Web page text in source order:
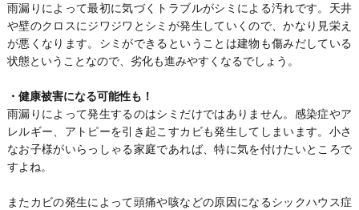
雨漏りによって最初に気づくトラブルがシミによる汚れです。天井
や壁のクロスにジワジワとシミが発生していくので、かなり見栄え
が悪くなります。シミができるということは建物も傷みだしている
状態ということなので、劣化も進みやすくなるでしょう。
・健康被害になる可能性も！
雨漏りによって発生するのはシミだけではありません。感染症やア
レルギー、アトピーを引き起こすカビも発生してしまいます。小さ
なお子様がいらっしゃる家庭であれば、特に気を付けたいところで
すよね。
またカビの発生によって頭痛や咳などの原因になるシックハウス症